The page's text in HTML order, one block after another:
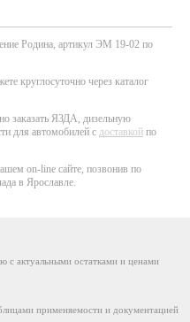
Родина, артикул ЭМ 19-02 по
круглосуточно через каталог
заказать ЯЗДА, дизельную
для автомобилей с доставкой по
on-line сайте, позвонив по
в Ярославле.
с актуальными остатками и ценами
применяемости и документацией